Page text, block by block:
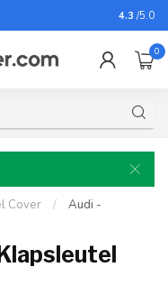
Voor
4.3 /5.0
0
Cover /
Audi -